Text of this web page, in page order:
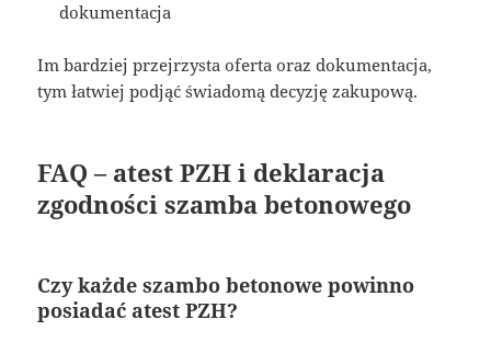
dokumentacja
Im bardziej przejrzysta oferta oraz dokumentacja,
tym łatwiej podjąć świadomą decyzję zakupową.
FAQ – atest PZH i deklaracja
zgodności szamba betonowego
Czy każde szambo betonowe powinno
posiadać atest PZH?